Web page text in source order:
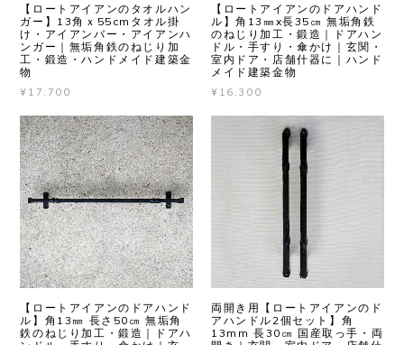
【ロートアイアンのタオルハン
ガー】13角ｘ55cmタオル掛
け・アイアンバー・アイアンハ
ンガー｜無垢角鉄のねじり加
工・鍛造・ハンドメイド建築金
物
¥17,700
【ロートアイアンのドアハンド
ル】角13㎜x長35㎝ 無垢角鉄
のねじり加工・鍛造｜ドアハン
ドル・手すり・傘かけ｜玄関・
室内ドア・店舗什器に｜ハンド
メイド建築金物
¥16,300
【ロートアイアンのドアハンド
ル】角13㎜ 長さ50㎝ 無垢角
鉄のねじり加工・鍛造｜ドアハ
両開き用【ロートアイアンのド
アハンドル2個セット】角
13mm 長30㎝ 国産取っ手・両